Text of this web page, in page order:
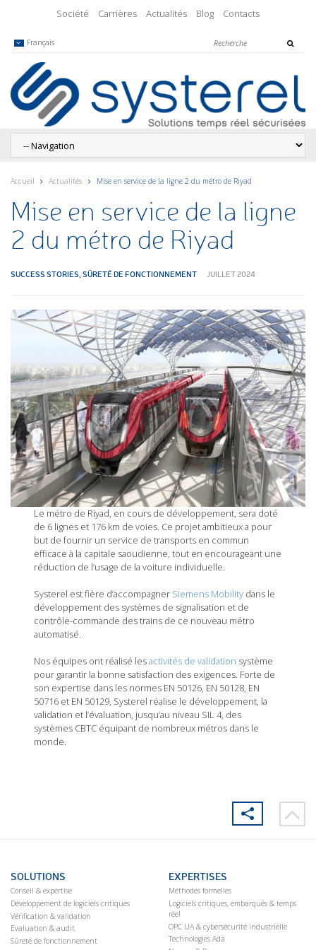
Société Carrières Actualités Blog Contacts
Français
Accueil Actualités Mise en service de la ligne 2 du métro de Riyad
Mise en service de la ligne
2 du métro de Riyad
SUCCESS STORIES, SÛRETÉ DE FONCTIONNEMENT JUILLET 2024
Le métro de Riyad, en cours de développement, sera doté
de 6 lignes et 176 km de voies. Ce projet ambitieux a pour
but de fournir un service de transports en commun
efficace à la capitale saoudienne, tout en encourageant une
réduction de l’usage de la voiture individuelle.
Systerel est fière d’accompagner Siemens Mobility dans le
développement des systèmes de signalisation et de
contrôle-commande des trains de ce nouveau métro
automatisé.
Nos équipes ont réalisé lesactivités de validation système
pour garantir la bonne satisfaction des exigences. Forte de
son expertise dans les normes EN 50126, EN 50128, EN
50716 et EN 50129, Systerel réalise le développement, la
validation et l’évaluation, jusqu’au niveau SIL 4, des
systèmes CBTC équipant de nombreux métros dans le
monde.
SOLUTIONS
Conseil & expertise
Développement de logiciels critiques
Vérification & validation
Evaluation & audit
Sûreté de fonctionnement
EXPERTISES
Méthodes formelles
Logiciels critiques, embarqués & temps
réel
OPC UA & cybersécurité industrielle
Technologies Ada